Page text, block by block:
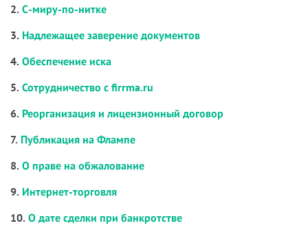
2. С-миру-по-нитке
3. Надлежащее заверение документов
4. Обеспечение иска
5. Сотрудничество с firrma.ru
6. Реорганизация и лицензионный договор
7. Публикация на Флампе
8. О праве на обжалование
9. Интернет-торговля
10. О дате сделки при банкротстве